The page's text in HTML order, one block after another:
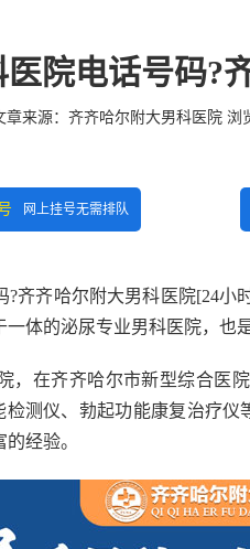
院电话号码?
章来源： 齐齐哈尔附大男科医院浏
网上挂号无需排队
?齐齐哈尔附大男科医院[24小
体的泌尿专业男科医院，也
在齐齐哈尔市新型综合医院
检测仪、勃起功能康复治疗
经验。